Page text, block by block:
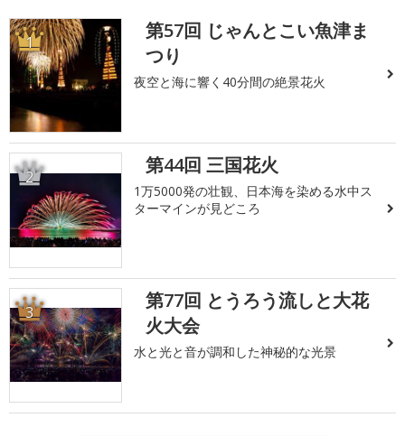
1
第57回 じゃんとこい魚津ま
つり
夜空と海に響く40分間の絶景花火
2 第44回 三国花火
1万5000発の壮観、日本海を染める水中ス
ターマインが見どころ
3
第77回 とうろう流しと大花
火大会
水と光と音が調和した神秘的な光景